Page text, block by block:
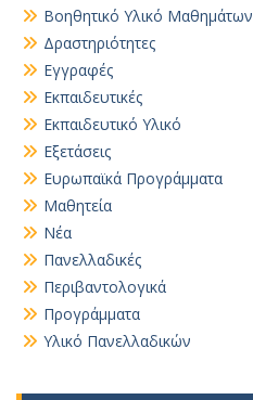
Βοηθητικό Yλικό Mαθημάτων
Δραστηριότητες
Εγγραφές
Εκπαιδευτικές
Εκπαιδευτικό Υλικό
Εξετάσεις
Ευρωπαϊκά Προγράμματα
Μαθητεία
Νέα
Πανελλαδικές
Περιβαντολογικά
Προγράμματα
Υλικό Πανελλαδικών